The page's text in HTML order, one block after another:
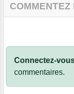
COMMENTEZ
Connectez-
commentaires.